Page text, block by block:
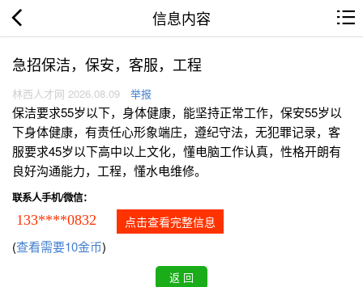
信息内容
急招保洁，保安，客服，工程
林西人才网 2026.08.09 举报
保洁要求55岁以下，身体健康，能坚持正常工作，保安55岁以
下身体健康，有责任心形象端庄，遵纪守法，无犯罪记录，客
服要求45岁以下高中以上文化，懂电脑工作认真，性格开朗有
良好沟通能力，工程，懂水电维修。
联系人手机/微信：
133****0832 点击查看完整信息
(查看需要10金币)